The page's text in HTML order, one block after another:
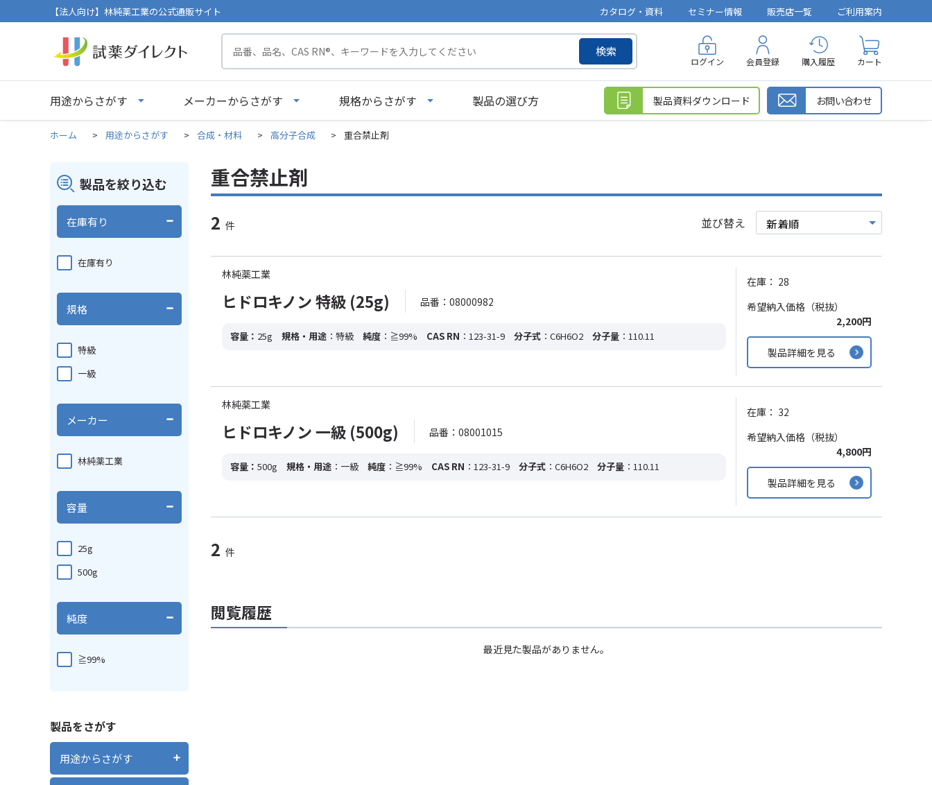
【法人向け】林純薬工業の公式通販サイト カタログ・資料 セミナー情報 販売店一覧 ご利用案内
検索
ログイン 会員登録 購入履歴 カート
用途からさがす メーカーからさがす 規格からさがす 製品の選び方 製品資料ダウンロード お問い合わせ
ホーム > 用途からさがす > 合成・材料 > 高分子合成 > 重合禁止剤
製品を絞り込む
在庫有り
在庫有り
規格
特級
一級
メーカー
林純薬工業
容量
25g
500g
純度
≧99%
製品をさがす
用途からさがす
重合禁止剤
2 件 並び替え
林純薬工業
ヒドロキノン 特級 (25g) 品番：08000982
容量： 25g 規格・用途 ：特級 純度 ：≧99% CAS RN ：123-31-9 分子式 ：C6H6O2 分子量 ：110.11
在庫： 28
希望納入価格（税抜）
2,200円
製品詳細を見る
林純薬工業
ヒドロキノン 一級 (500g) 品番：08001015
容量： 500g 規格・用途 ：一級 純度 ：≧99% CAS RN ：123-31-9 分子式 ：C6H6O2 分子量 ：110.11
在庫： 32
希望納入価格（税抜）
4,800円
製品詳細を見る
2 件
閲覧履歴
最近見た製品がありません。